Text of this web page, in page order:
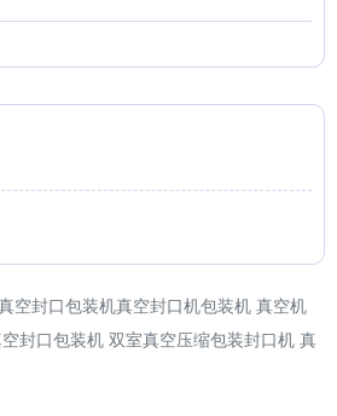
空封口包装机真空封口机包装机 真空机
封口包装机 双室真空压缩包装封口机 真